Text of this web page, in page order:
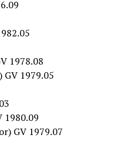
1978.08
GV 1979.05
1980.09
GV 1979.07